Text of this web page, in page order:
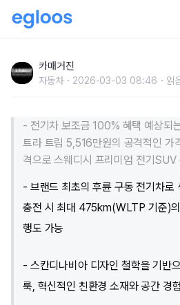
매가 4,945만원부터
카매거진
자동차 2026-03-03 08:46 읽
- 전기차 보조금 100% 혜택 예상되
트라 트림 5,516만원의 공격적인 가
격으로 스웨디시 프리미엄 전기SUV
- 브랜드 최초의 후륜 구동 전기차로
충전 시 최대 475km(WLTP 기준)
행도 가능
- 스칸디나비아 디자인 철학을 기반
룩, 혁신적인 친환경 소재와 공간 경